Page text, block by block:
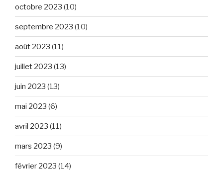
octobre 2023 (10)
septembre 2023 (10)
août 2023 (11)
juillet 2023 (13)
juin 2023 (13)
mai 2023 (6)
avril 2023 (11)
mars 2023 (9)
février 2023 (14)